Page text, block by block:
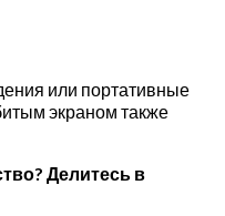
или портативные
экраном также
Делитесь в